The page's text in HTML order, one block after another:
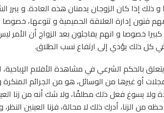
و ذلك إذا كان الزوجان يدمنان هذه العادة. و
فنون إدارة العلاقة الحميمية و تنوعها،
خصوصا و انهم يفاجئون بعد الزواج أن
كل ذلك يؤدي إلى ارتفاع نسب الطلاق.
بالحكم الشرعي في مشاهدة الأفلام الإباحية،
أو غيرها من الوسائل، هو من الجرائم المنكرة
ولا يسوغ فعل ذلك مطلقًا، ولا شك أنه من زنا
من الزنا، أدرك ذلك لا محالة، فزنا العينين